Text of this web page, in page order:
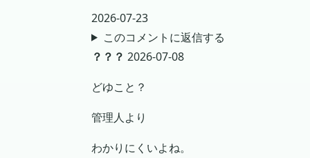
2026-07-23
このコメントに返信する
？？？ 2026-07-08
どゆこと？
管理人より
わかりにくいよね。